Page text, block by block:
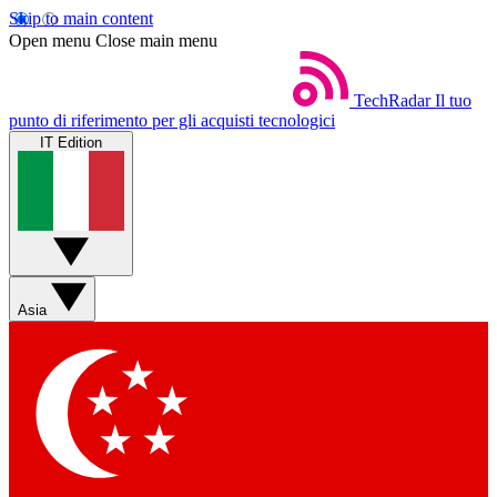
Skip to main content
Open menu Close main menu
TechRadar Il tuo
punto di riferimento per gli acquisti tecnologici
IT Edition
Asia